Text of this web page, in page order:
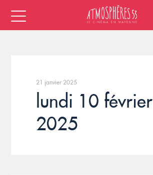
21 janvier 2025
lundi 10 février
2025